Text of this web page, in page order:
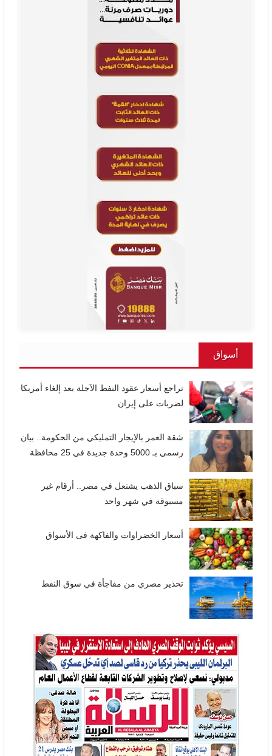
أسواق
تراجع أسعار عقود النفط الآجلة بعد إلغاء أمريكا
لضربات على إيران
شقة العمر بالإيجار التمليكي من الحكومة.. بيان
رسمي بـ 5000 وحدة جديدة في 25 محافظة
سباق الذهب يشتعل في مصر.. أرقام غير
مسبوقة في شهر واحد
أسعار الخضراوات والفاكهة فى الأسواق
تحذير مصري من مفاجأة في سوق النفط